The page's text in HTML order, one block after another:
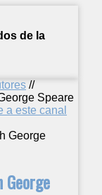
de la
//
Speare
a este canal
George